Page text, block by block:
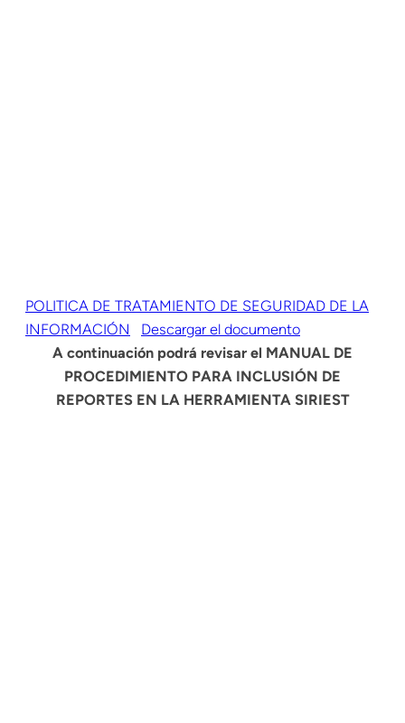
POLITICA DE TRATAMIENTO DE SEGURIDAD DE LA
INFORMACIÓN
Descargar el documento
A continuación podrá revisar el MANUAL DE
PROCEDIMIENTO PARA INCLUSIÓN DE
REPORTES EN LA HERRAMIENTA SIRIEST